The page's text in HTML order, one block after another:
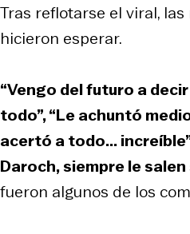
Tras reflotarse el viral,
hicieron esperar.
“Vengo del futuro a
todo”, “Le achuntó
acertó a todo...
Daroch, siempre le
fueron algunos de los